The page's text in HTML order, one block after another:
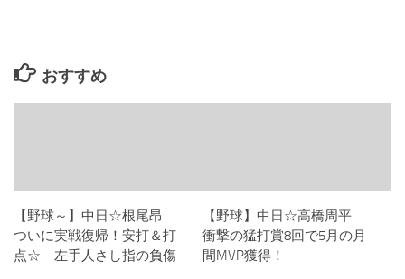
おすすめ
【野球～】中日☆根尾昂
ついに実戦復帰！安打＆打
点☆ 左手人さし指の負傷
【野球】中日☆高橋周平
衝撃の猛打賞8回で5月の月
間MVP獲得！